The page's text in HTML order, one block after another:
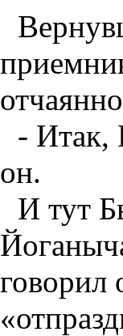
- Итак,
он.
И тут
говорил